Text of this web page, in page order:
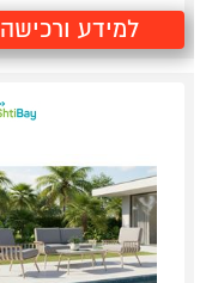
למידע ורכישה